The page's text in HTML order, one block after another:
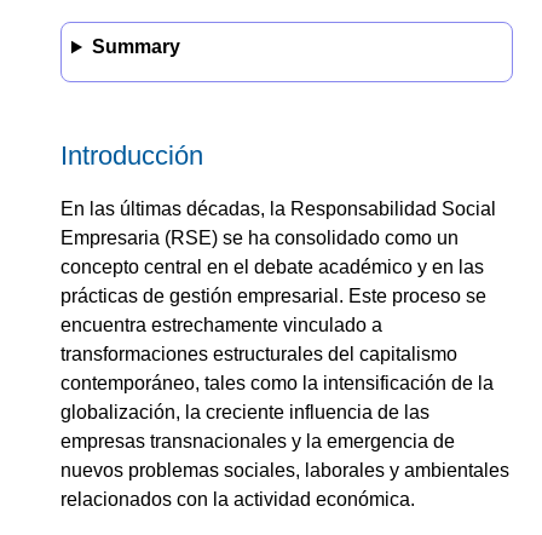
Summary
Introducción
En las últimas décadas, la Responsabilidad Social
Empresaria (RSE) se ha consolidado como un
concepto central en el debate académico y en las
prácticas de gestión empresarial. Este proceso se
encuentra estrechamente vinculado a
transformaciones estructurales del capitalismo
contemporáneo, tales como la intensificación de la
globalización, la creciente influencia de las
empresas transnacionales y la emergencia de
nuevos problemas sociales, laborales y ambientales
relacionados con la actividad económica.